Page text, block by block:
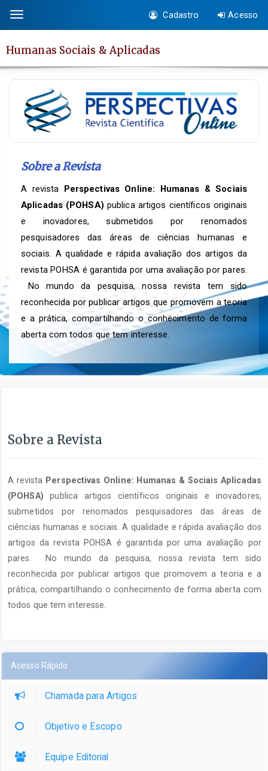
conteúdo
da
Navegação
Principal
principal
Lateral
Toggle
navigation
Cadastro Acesso
Humanas Sociais & Aplicadas
Sobre a Revista
A revista Perspectivas Online: Humanas & Sociais
Aplicadas (POHSA) publica artigos científicos originais
e inovadores, submetidos por renomados
pesquisadores das áreas de ciências humanas e
sociais. A qualidade e rápida avaliação dos artigos da
revista POHSA é garantida por uma avaliação por pares.
No mundo da pesquisa, nossa revista tem sido
reconhecida por publicar artigos que promovem a teoria
e a prática, compartilhando o conhecimento de forma
aberta com todos que tem interesse.
Sobre a Revista
A revista Perspectivas Online: Humanas & Sociais Aplicadas
(POHSA) publica artigos científicos originais e inovadores,
submetidos por renomados pesquisadores das áreas de
ciências humanas e sociais. A qualidade e rápida avaliação dos
artigos da revista POHSA é garantida por uma avaliação por
pares. No mundo da pesquisa, nossa revista tem sido
reconhecida por publicar artigos que promovem a teoria e a
prática, compartilhando o conhecimento de forma aberta com
todos que tem interesse.
Acesso Rápido
Chamada para Artigos
Objetivo e Escopo
Equipe Editorial